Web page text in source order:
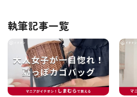
執筆記事一覧